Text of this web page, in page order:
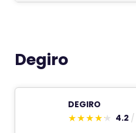
Degiro
DEGIRO
E
4.2